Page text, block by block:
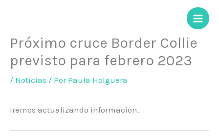
contenido
Próximo cruce Border Collie
previsto para febrero 2023
/ Noticias / Por Paula Holguera
Iremos actualizando información.